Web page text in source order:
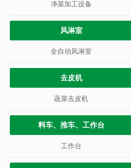
净菜加工设备
风淋室
全自动风淋室
去皮机
蔬菜去皮机
料车、推车、工作台
工作台